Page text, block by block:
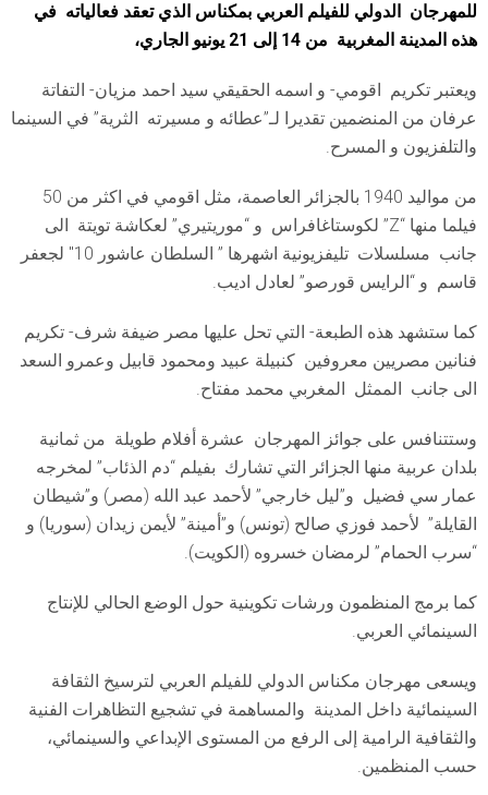
للمهرجان الدولي للفيلم العربي بمكناس الذي تعقد فعالياته في
هذه المدينة المغربية من 14 إلى 21 يونيو الجاري،
ويعتبر تكريم اقومي- و اسمه الحقيقي سيد احمد مزيان- التفاتة
عرفان من المنضمين تقديرا لـ”عطائه و مسيرته الثرية” في السينما
والتلفزيون و المسرح.
من مواليد 1940 بالجزائر العاصمة، مثل اقومي في اكثر من 50
فيلما منها “Z” لكوستاغافراس و “موريتيري” لعكاشة تويتة الى
جانب مسلسلات تليفزيونية اشهرها ” السلطان عاشور 10″ لجعفر
قاسم و “الرايس قورصو” لعادل اديب.
كما ستشهد هذه الطبعة- التي تحل عليها مصر ضيفة شرف- تكريم
فنانين مصريين معروفين كنبيلة عبيد ومحمود قابيل وعمرو السعد
الى جانب الممثل المغربي محمد مفتاح.
وستتنافس على جوائز المهرجان عشرة أفلام طويلة من ثمانية
بلدان عربية منها الجزائر التي تشارك بفيلم “دم الذئاب” لمخرجه
عمار سي فضيل و”ليل خارجي” لأحمد عبد الله (مصر) و”شيطان
القايلة” لأحمد فوزي صالح (تونس) و”أمينة” لأيمن زيدان (سوريا) و
“سرب الحمام” لرمضان خسروه (الكويت).
كما برمج المنظمون ورشات تكوينية حول الوضع الحالي للإنتاج
السينمائي العربي.
ويسعى مهرجان مكناس الدولي للفيلم العربي لترسيخ الثقافة
السينمائية داخل المدينة والمساهمة في تشجيع التظاهرات الفنية
والثقافية الرامية إلى الرفع من المستوى الإبداعي والسينمائي،
حسب المنظمين.